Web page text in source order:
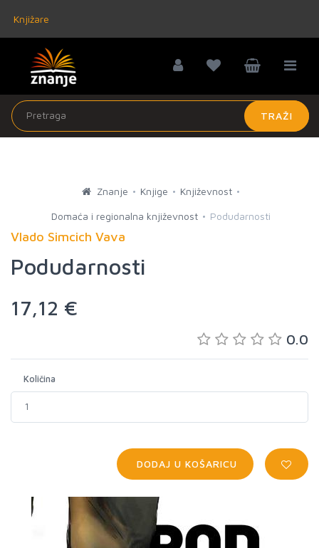
Knjižare
TRAŽI
Znanje Knjige Književnost
Domaća i regionalna književnost Podudarnosti
Vlado Simcich Vava
Podudarnosti
17,12 €
0.0
Količina
DODAJ U KOŠARICU